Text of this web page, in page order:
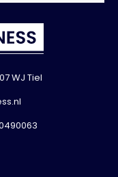
WJ Tiel